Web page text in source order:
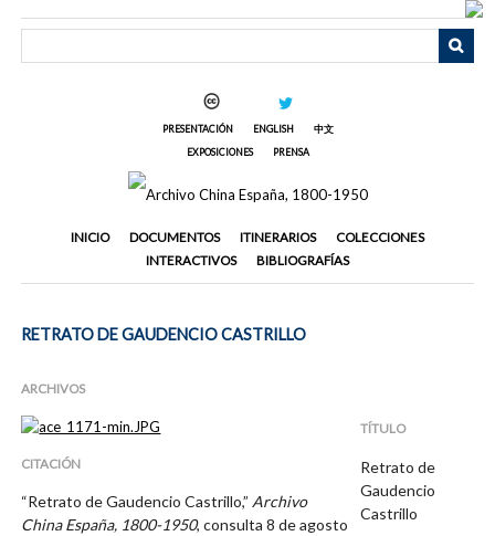
PRESENTACIÓN ENGLISH
中文
EXPOSICIONES
PRENSA
INICIO DOCUMENTOS ITINERARIOS
COLECCIONES
INTERACTIVOS
BIBLIOGRAFÍAS
RETRATO DE GAUDENCIO CASTRILLO
ARCHIVOS
CITACIÓN
“Retrato de Gaudencio Castrillo,”Archivo
China España, 1800-1950, consulta 8 de agosto
TÍTULO
Retrato de
Gaudencio
Castrillo